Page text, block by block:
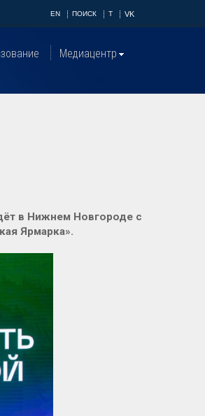
EN ПОИСК T VK
Медиацентр
в Нижнем Новгороде с
Ярмарка».